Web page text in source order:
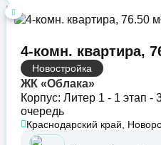
4-комн. квартира,
Новостройка
ЖК «Облака»
Корпус: Литер 1 - 1 этап -
очередь
Краснодарский край,